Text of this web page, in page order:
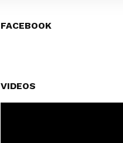
FACEBOOK
VIDEOS